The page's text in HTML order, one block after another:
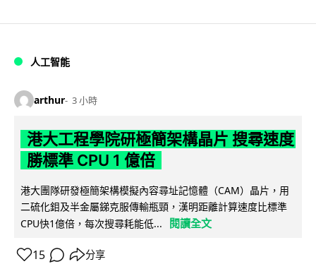
人工智能
arthur 3 小時
港大工程學院研極簡架構晶片 搜尋速度
勝標準 CPU 1 億倍
港大團隊研發極簡架構模擬內容尋址記憶體（CAM）晶片，用
二硫化鉬及半金屬銻克服傳輸瓶頸，漢明距離計算速度比標準
CPU快1億倍，每次搜尋耗能低...
閱讀全文
15 分享